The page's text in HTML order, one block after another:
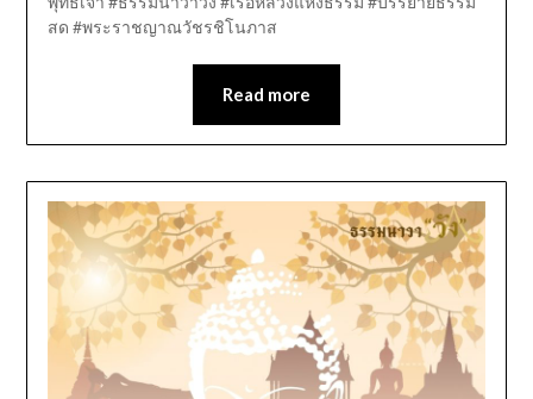
สด #พระราชญาณวัชรชิโนภาส
Read more